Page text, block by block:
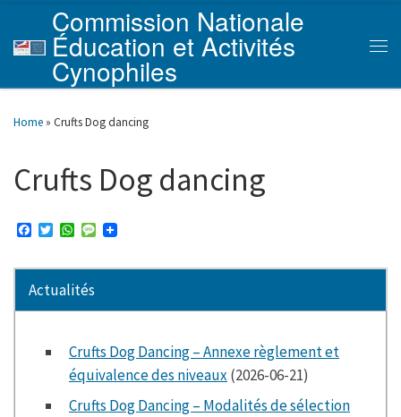
Skip to content
Commission Nationale
Éducation et Activités
Cynophiles
Home » Crufts Dog dancing
Crufts Dog dancing
e
b
o
o
T
t
t
e
r
W
t
s
A
p
M
s
e
Actualités
Crufts Dog Dancing – Annexe règlement et
équivalence des niveaux (2026-06-21)
Crufts Dog Dancing – Modalités de sélection